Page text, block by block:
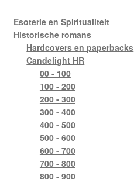
Esoterie en Spiritualiteit
Historische romans
Hardcovers en paperbacks
Candelight HR
00 - 100
100 - 200
200 - 300
300 - 400
400 - 500
500 - 600
600 - 700
700 - 800
800 - 900